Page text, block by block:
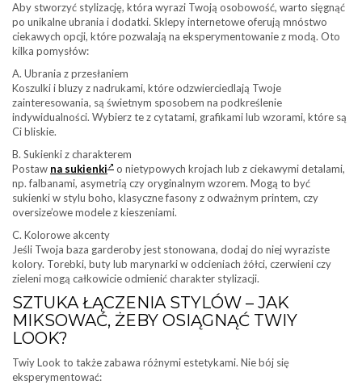
Aby stworzyć stylizację, która wyrazi Twoją osobowość, warto sięgnąć
po unikalne ubrania i dodatki. Sklepy internetowe oferują mnóstwo
ciekawych opcji, które pozwalają na eksperymentowanie z modą. Oto
kilka pomysłów:
A. Ubrania z przesłaniem
Koszulki i bluzy z nadrukami, które odzwierciedlają Twoje
zainteresowania, są świetnym sposobem na podkreślenie
indywidualności. Wybierz te z cytatami, grafikami lub wzorami, które są
Ci bliskie.
B. Sukienki z charakterem
Postaw na sukienki
o nietypowych krojach lub z ciekawymi detalami,
np. falbanami, asymetrią czy oryginalnym wzorem. Mogą to być
sukienki w stylu boho, klasyczne fasony z odważnym printem, czy
oversize’owe modele z kieszeniami.
C. Kolorowe akcenty
Jeśli Twoja baza garderoby jest stonowana, dodaj do niej wyraziste
kolory. Torebki, buty lub marynarki w odcieniach żółci, czerwieni czy
zieleni mogą całkowicie odmienić charakter stylizacji.
SZTUKA ŁĄCZENIA STYLÓW – JAK
MIKSOWAĆ, ŻEBY OSIĄGNĄĆ TWIY
LOOK?
Twiy Look to także zabawa różnymi estetykami. Nie bój się
eksperymentować: